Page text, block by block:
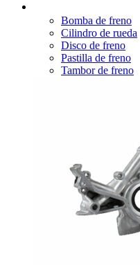
Bomba de freno
Cilindro de rueda
Disco de freno
Pastilla de freno
Tambor de freno